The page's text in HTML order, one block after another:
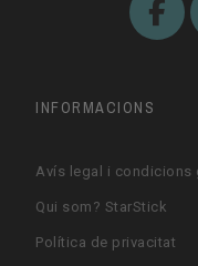
INFORMACIONS
Avís legal i condicions
Qui som? StarStick
Política de privacitat